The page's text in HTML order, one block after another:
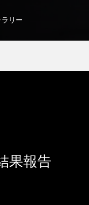
ラリー
果報告